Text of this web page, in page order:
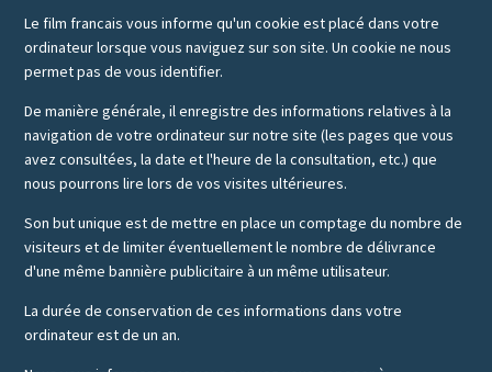
Le film francais vous informe qu'un cookie est placé dans votre
ordinateur lorsque vous naviguez sur son site. Un cookie ne nous
permet pas de vous identifier.
De manière générale, il enregistre des informations relatives à la
navigation de votre ordinateur sur notre site (les pages que vous
avez consultées, la date et l'heure de la consultation, etc.) que
nous pourrons lire lors de vos visites ultérieures.
Son but unique est de mettre en place un comptage du nombre de
visiteurs et de limiter éventuellement le nombre de délivrance
d'une même bannière publicitaire à un même utilisateur.
La durée de conservation de ces informations dans votre
ordinateur est de un an.